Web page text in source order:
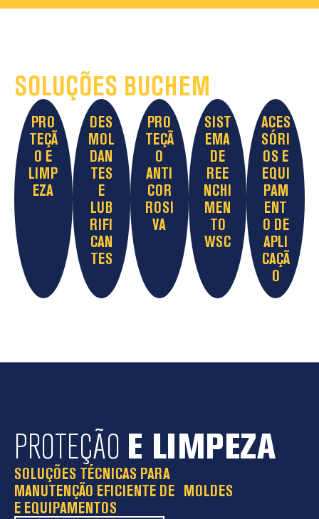
SOLUÇÕES BUCHEM
PRO
TEÇÃ
O E
LIMP
EZA
DES
MOL
DAN
TES
E
LUB
RIFI
CAN
TES
PRO
TEÇÃ
O
ANTI
COR
ROSI
VA
SIST
EMA
DE
REE
NCHI
MEN
TO
WSC
ACES
SÓRI
OS E
EQUI
PAM
ENT
O DE
APLI
CAÇÃ
O
PROTEÇÃO E LIMPEZA
SOLUÇÕES TÉCNICAS PARA
MANUTENÇÃO EFICIENTE DE MOLDES
E EQUIPAMENTOS